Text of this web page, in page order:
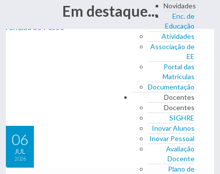
Novidades
Enc. de
Educação
Atividades
Associação de
EE
Portal das
Matrículas
Documentação
Docentes
Docentes
SIGHRE
Inovar Alunos
Inovar Pessoal
Avaliação
Docente
Plano de
Em destaque...
06
JUL
2026